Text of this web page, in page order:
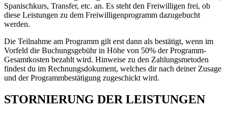
Spanischkurs, Transfer, etc. an. Es steht den Freiwilligen frei, ob
diese Leistungen zu dem Freiwilligenprogramm dazugebucht
werden.
Die Teilnahme am Programm gilt erst dann als bestätigt, wenn im
Vorfeld die Buchungsgebühr in Höhe von 50% der Programm-
Gesamtkosten bezahlt wird. Hinweise zu den Zahlungsmetoden
findest du im Rechnungsdokument, welches dir nach deiner Zusage
und der Programmbestätigung zugeschickt wird.
STORNIERUNG DER LEISTUNGEN